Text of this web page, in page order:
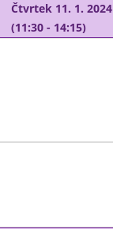
Čtvrtek 11. 1. 2024
(11:30 - 14:15)